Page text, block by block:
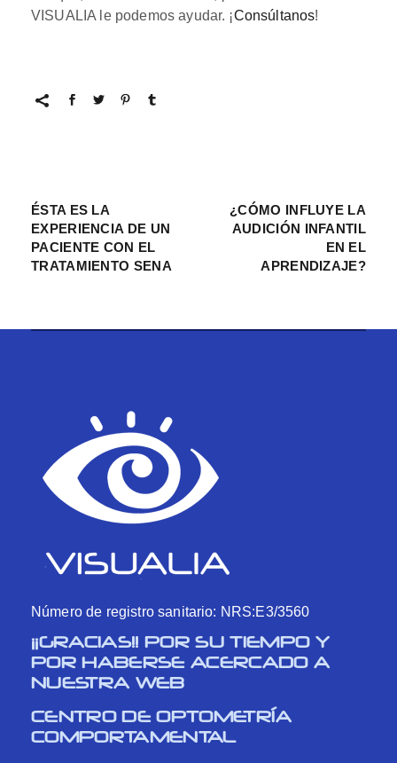
VISUALIA le podemos ayudar. ¡Consúltanos!
ÉSTA ES LA
EXPERIENCIA DE UN
PACIENTE CON EL
TRATAMIENTO SENA
¿CÓMO INFLUYE LA
AUDICIÓN INFANTIL
EN EL
APRENDIZAJE?
Número de registro sanitario: NRS:E3/3560
¡¡GRACIAS!! POR SU TIEMPO Y
POR HABERSE ACERCADO A
NUESTRA WEB
CENTRO DE OPTOMETRÍA
COMPORTAMENTAL